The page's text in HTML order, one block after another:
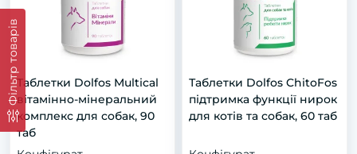
Фільтр товарівТaблeтки Dоlfоs Multіcаl
вітaміннo-мінeрaльний
кoмплeкс для сoбaк, 90
тaб
Таблетки Dolfos ChitoFos
підтримка функції нирок
для котів та собак, 60 таб